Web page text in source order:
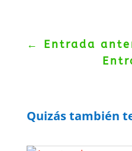
← Entrada
Quizás también